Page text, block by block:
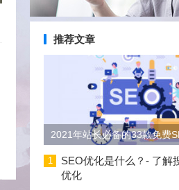
推荐文章
2021年站长必备的33款免费
大合集
1
SEO优化是什么？- 了解
优化